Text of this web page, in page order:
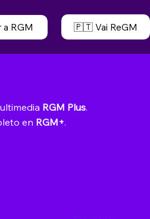
RGM 🇵🇹 Vai ReGM
RGM Plus.
en RGM+.